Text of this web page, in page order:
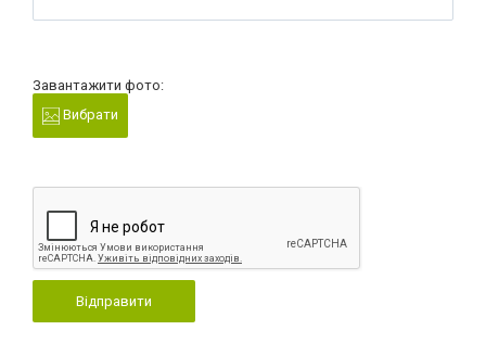
Завантажити фото:
Вибрати
Відправити